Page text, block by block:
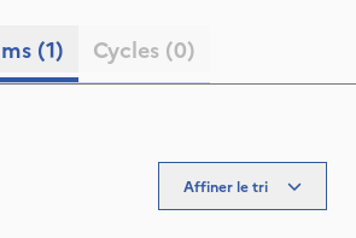
(1) Cycles (0)
Affiner le tri